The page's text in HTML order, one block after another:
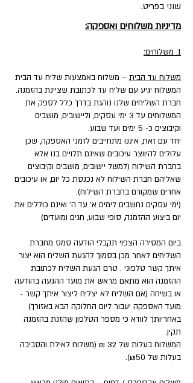
שוני בפריט.
מדיניות משלוחים ואספקה:
1. משלוחים:
משלוח עד הבית – משלוח באמצעות שליח עד הבית
המשלוח יגיע עם שליח עד לכתובת שציינת בהזמנה.
חברת השליחים שלנו נוהגת בדרך כלל לספק את
המשלוחים עד 3 ימי עסקים, וליישובים, מושבים
וקיבוצים כ- 5 ימים ועד שבוע.
יחד עם זאת, איננו מתחייבים לזמני האספקה, שכן
עלולים להיווצר עיכובים שאינם תלויים בנו אלא
בחברת השילוח (למשל יישובים, מושבים וקיבוצים
שאליהם חברת השילוח לא נכנסת כל יום, או עיכובים
אחרים שמקורם בחברת השילוח).
(ימי עסקים נחשבים לימים א' עד ה' ואינם כוללים את
יום ביצוע ההזמנה, סופי שבוע, חגים ומועדים)
ביום המסירה הצפוי תקבלי הודעה סמס מחברת
השליחים לאחר מכן בסמוך להגעת השליח הוא יצור
איתך קשר טלפוני . טרם הגעת השליח לכתובת
ההזמנה הוא מתאם מראש את מועד ההגעה בהודעה
או בשיחה (אם השליח לא יצליח ליצור איתך קשר -
מועד האספקה יעבור ליום החלוקה הבא באזורך)
באחריותך לוודא כי מספר הטלפון שהזנת בהזמנה
תקין.
המשלוח בעלות של 32 ₪ (משלוח לאילת והסביבה
בעלות של ₪50).